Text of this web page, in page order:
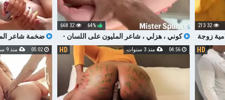
زوجة
اللسان
32 213
كوني ، هزلي ، شاعر المليون على اللسان -
هواة
32 668
ضخمة شاعر
صديق S كس مع كبير الثدي الطبيعية
HD
04:56 منذ 3 سنوات HD
05:02 منذ 9 سنوات